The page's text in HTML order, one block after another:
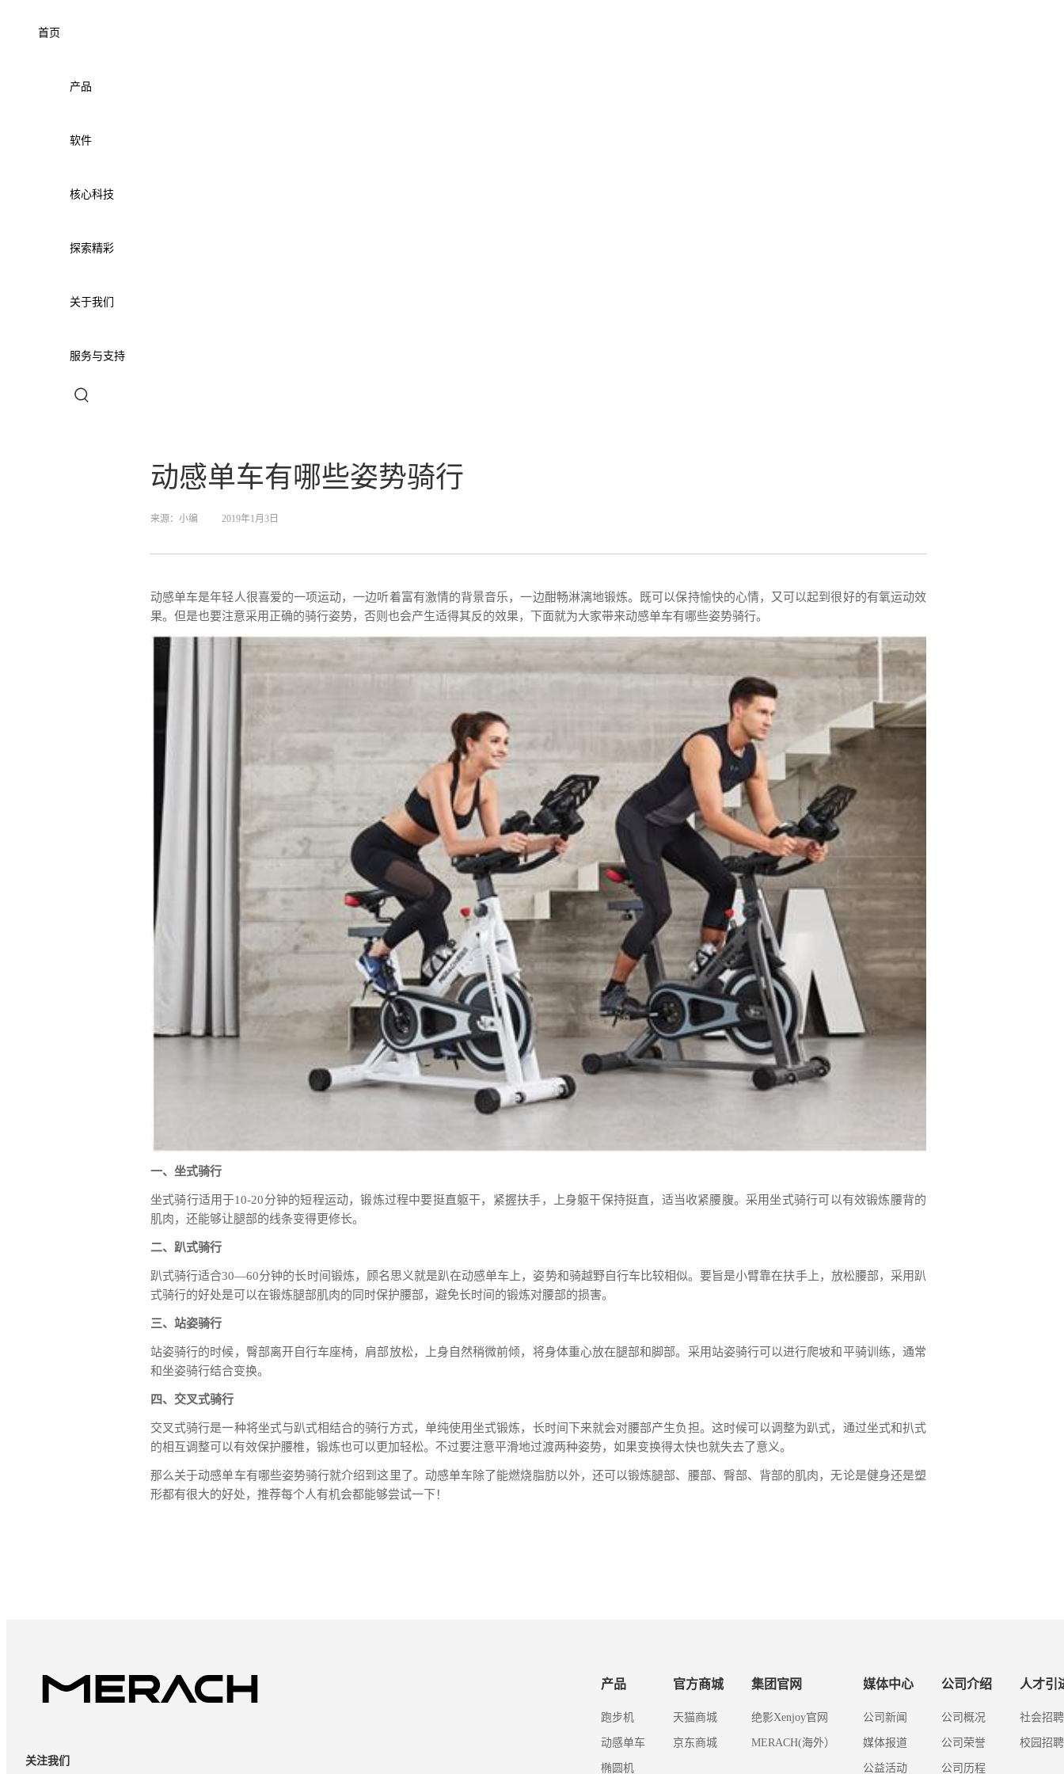
首页
产品
软件
核心科技
探索精彩
关于我们
服务与支持
动感单车有哪些姿势骑行
来源： 小编 2019年1月3日
动感单车是年轻人很喜爱的一项运动，一边听着富有激情的背景音乐，一边酣畅淋漓地锻炼。既可以保持愉快的心情，又可以起到很好的有氧运动效
果。但是也要注意采用正确的骑行姿势，否则也会产生适得其反的效果，下面就为大家带来动感单车有哪些姿势骑行。
一、坐式骑行
坐式骑行适用于10-20分钟的短程运动，锻炼过程中要挺直躯干，紧握扶手，上身躯干保持挺直，适当收紧腰腹。采用坐式骑行可以有效锻炼腰背的
肌肉，还能够让腿部的线条变得更修长。
二、趴式骑行
趴式骑行适合30—60分钟的长时间锻炼，顾名思义就是趴在动感单车上，姿势和骑越野自行车比较相似。要旨是小臂靠在扶手上，放松腰部，采用趴
式骑行的好处是可以在锻炼腿部肌肉的同时保护腰部，避免长时间的锻炼对腰部的损害。
三、站姿骑行
站姿骑行的时候，臀部离开自行车座椅，肩部放松，上身自然稍微前倾，将身体重心放在腿部和脚部。采用站姿骑行可以进行爬坡和平骑训练，通常
和坐姿骑行结合变换。
四、交叉式骑行
交叉式骑行是一种将坐式与趴式相结合的骑行方式，单纯使用坐式锻炼，长时间下来就会对腰部产生负担。这时候可以调整为趴式，通过坐式和扒式
的相互调整可以有效保护腰椎，锻炼也可以更加轻松。不过要注意平滑地过渡两种姿势，如果变换得太快也就失去了意义。
那么关于动感单车有哪些姿势骑行就介绍到这里了。动感单车除了能燃烧脂肪以外，还可以锻炼腿部、腰部、臀部、背部的肌肉，无论是健身还是塑
形都有很大的好处，推荐每个人有机会都能够尝试一下！
关注我们
产品
跑步机
动感单车
椭圆机
官方商城
天猫商城
京东商城
集团官网
绝影Xenjoy官网
MERACH(海外）
媒体中心
公司新闻
媒体报道
公益活动
公司介绍
公司概况
公司荣誉
公司历程
人才引
社会招聘
校园招聘